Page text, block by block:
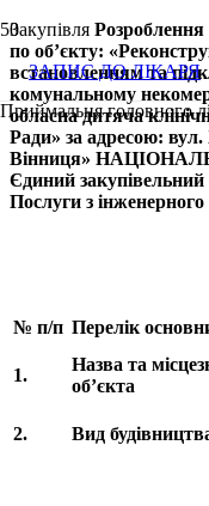
ЗАПИС ДО ЛІКАРЯ
Приймальня головного
Закупівля Розроблення
по об’єкту:
встановленням та
комунальному
обласна дитяча
Ради» за адресою:
Вінниця»
Єдиний
Послуги з
№ п/п Перелік
1.
Назва та
об’єкта
2.
Вид